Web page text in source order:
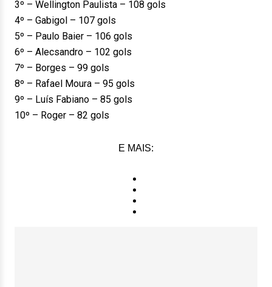
3º – Wellington Paulista – 108 gols
4º – Gabigol – 107 gols
5º – Paulo Baier – 106 gols
6º – Alecsandro – 102 gols
7º – Borges – 99 gols
8º – Rafael Moura – 95 gols
9º – Luís Fabiano – 85 gols
10º – Roger – 82 gols
E MAIS: